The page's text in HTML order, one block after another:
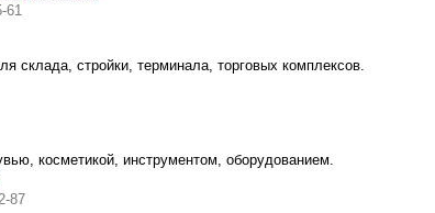
61
склада, стройки, терминала, торговых комплексов.
косметикой, инструментом, оборудованием.
87